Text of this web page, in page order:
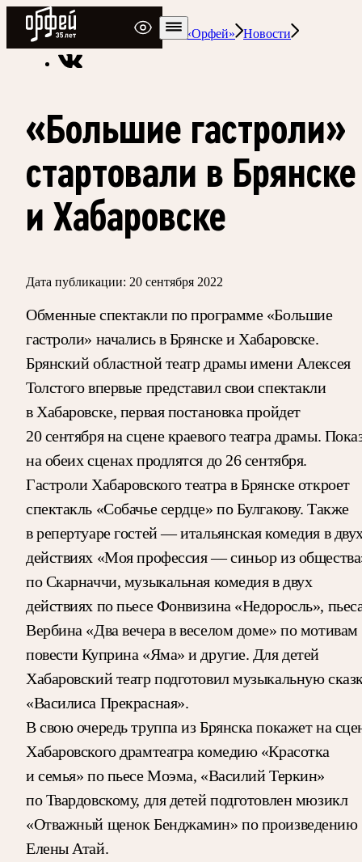
Радио Орфей
Радио классической музыки «Орфей»
Новости
«Большие гастроли»
стартовали в Брянске
и Хабаровске
Дата публикации: 20 сентября 2022
Обменные спектакли по программе «Большие
гастроли» начались в Брянске и Хабаровске.
Брянский областной театр драмы имени Алексея
Толстого впервые представил свои спектакли
в Хабаровске, первая постановка пройдет
20 сентября на сцене краевого театра драмы.
на обеих сценах продлятся до 26 сентября.
Гастроли Хабаровского театра в Брянске откроет
спектакль «Собачье сердце» по Булгакову. Также
в репертуаре гостей — итальянская комедия в
действиях «Моя профессия — синьор из
по Скарначчи, музыкальная комедия в двух
действиях по пьесе Фонвизина «Недоросль»,
Вербина «Два вечера в веселом доме» по мотивам
повести Куприна «Яма» и другие. Для детей
Хабаровский театр подготовил музыкальную
«Василиса Прекрасная».
В свою очередь труппа из Брянска покажет на
Хабаровского драмтеатра комедию «Красотка
и семья» по пьесе Моэма, «Василий Теркин»
по Твардовскому, для детей подготовлен мюзикл
«Отважный щенок Бенджамин» по произведению
Елены Атай.